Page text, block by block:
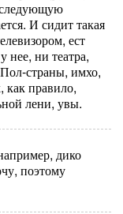
следующую
И сидит такая
ест
нее, ни театра,
страны, имхо,
как правило,
лени, увы.
дико
поэтому